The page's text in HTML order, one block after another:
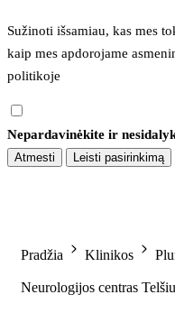
Sužinoti išsamiau, kas mes
kaip mes apdorojame
politikoje
Nepardavinėkite ir
Atmesti Leisti pasirinkimą
Pradžia Klinikos
Neurologijos centras